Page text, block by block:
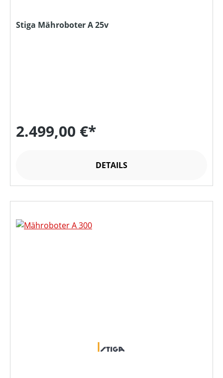
Stiga Mähroboter A 25v
2.499,00 €*
DETAILS